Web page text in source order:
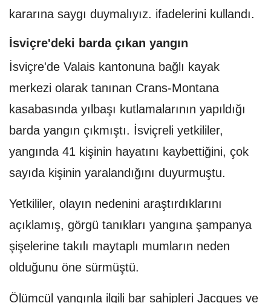
kararına saygı duymalıyız. ifadelerini kullandı.
İsviçre'deki barda çıkan yangın
İsviçre'de Valais kantonuna bağlı kayak
merkezi olarak tanınan Crans-Montana
kasabasında yılbaşı kutlamalarının yapıldığı
barda yangın çıkmıştı. İsviçreli yetkililer,
yangında 41 kişinin hayatını kaybettiğini, çok
sayıda kişinin yaralandığını duyurmuştu.
Yetkililer, olayın nedenini araştırdıklarını
açıklamış, görgü tanıkları yangına şampanya
şişelerine takılı maytaplı mumların neden
olduğunu öne sürmüştü.
Ölümcül yangınla ilgili bar sahipleri Jacques ve